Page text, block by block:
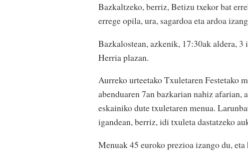
Bazkaltzeko, berriz, Betizu txekor bat
errege opila, ura, sagardoa eta ardoa
Bazkalostean, azkenik, 17:30ak aldera,
Herria plazan.
Aurreko urteetako Txuletaren Festetako
abenduaren 7an bazkarian nahiz afarian,
eskainiko dute txuletaren menua.
igandean, berriz, idi txuleta dastatzeko
Menuak 45 euroko prezioa izango du,